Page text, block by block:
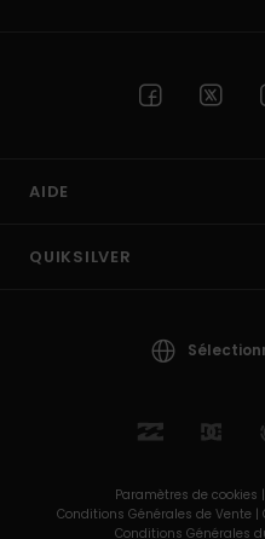
AIDE
QUIKSILVER
Paramètres de cookies |
Conditions Générales de Vente |
Conditions Générales